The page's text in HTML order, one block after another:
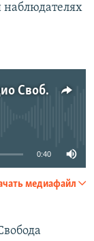
наблюдателях
Рассказывает корреспондент Радио Свобода Татьяна Вольтская
0:40
медиафайл